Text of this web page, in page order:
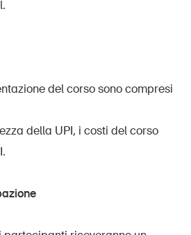
del corso sono compresi
della UPI, i costi del corso